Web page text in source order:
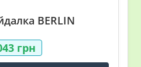
BERLIN
грн